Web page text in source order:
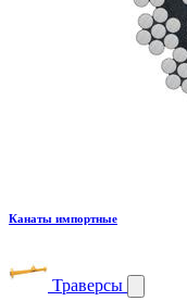
Канаты импортные
Траверсы